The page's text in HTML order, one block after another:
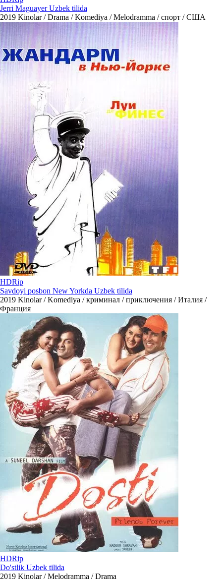
Jerri Maguayer Uzbek tilida
2019 Kinolar / Drama / Komediya / Melodramma / спорт / США
HDRip
Savdoyi posbon New Yorkda Uzbek tilida
2019 Kinolar / Komediya / криминал / приключения / Италия /
Франция
HDRip
Do'stlik Uzbek tilida
2019 Kinolar / Melodramma / Drama